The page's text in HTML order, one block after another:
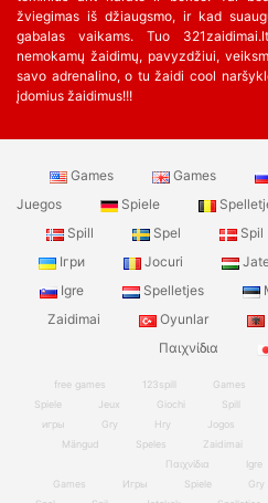
žviegimas iš džiaugsmo, ir kad
gabalas vaikams. Tuo
nemokamų žaidimų, pavyzdžiui,
savo adrenalino, o tu žaidi cool
įdomius žaidimus!!!
Games Games
Juegos
Spiele
Spill
Spel Spil
Ігри
Jocuri
Igre
Spelletjes
Zaidimai
Oyunlar
Παιχνίδια
free games 123spill Games
Spiele
Jeux Giochi Spill
игры
Gry Hry Jogos
Mängud
Speles Zaidimai
Παιχνίδια
Igre
Games
Игры Spiele Gry